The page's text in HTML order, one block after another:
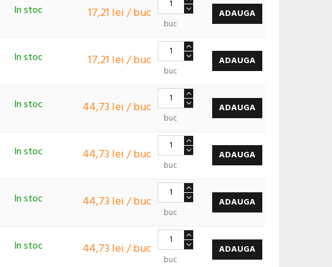
In stoc 17,21 lei / buc
buc
ADAUGA
In stoc 17,21 lei / buc
buc
ADAUGA
In stoc 44,73 lei / buc
buc
ADAUGA
In stoc 44,73 lei / buc
buc
ADAUGA
In stoc 44,73 lei / buc
buc
ADAUGA
In stoc 44,73 lei / buc
buc
ADAUGA